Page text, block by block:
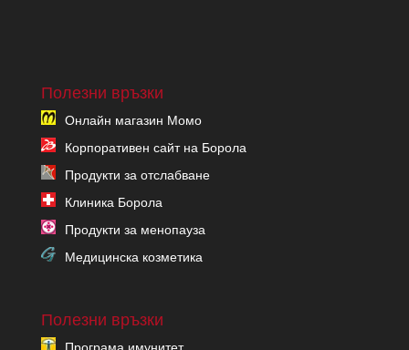
Полезни връзки
Онлайн магазин Момо
Корпоративен сайт на Борола
Продукти за отслабване
Клиника Борола
Продукти за менопауза
Медицинска козметика
Полезни връзки